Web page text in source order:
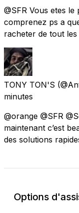
@SFR Vous etes
comprenez ps a
racheter de tout
TONY TON'S
minutes
@orange @SFR
maintenant c’est
des solutions
Options